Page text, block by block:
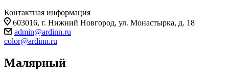
Контактная информация
603016, г. Нижний Новгород, ул. Монастырка, д. 18
admin@ardinn.ru
color@ardinn.ru
Малярный